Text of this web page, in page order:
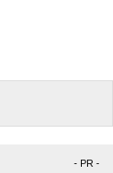
- PR -